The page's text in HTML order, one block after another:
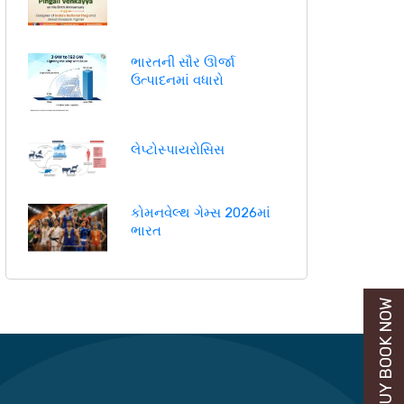
ભારતની સૌર ઊર્જા
ઉત્પાદનમાં વધારો
લેપ્ટોસ્પાયરોસિસ
કોમનવેલ્થ ગેમ્સ 2026માં
ભારત
BUY BOOK NOW